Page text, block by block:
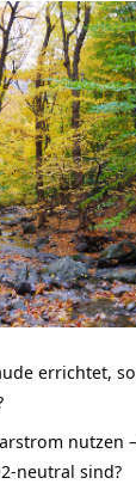
errichtet,
nutzen
neutral sind?